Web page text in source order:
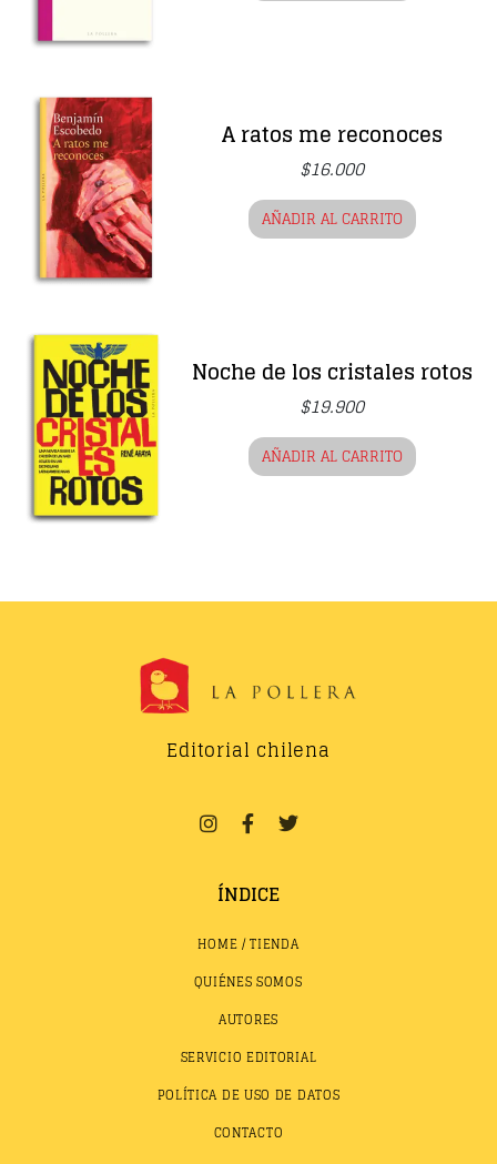
A ratos me reconoces
$16.000
AÑADIR AL CARRITO
Noche de los cristales rotos
$19.900
AÑADIR AL CARRITO
Editorial chilena
ÍNDICE
HOME / TIENDA
QUIÉNES SOMOS
AUTORES
SERVICIO EDITORIAL
POLÍTICA DE USO DE DATOS
CONTACTO